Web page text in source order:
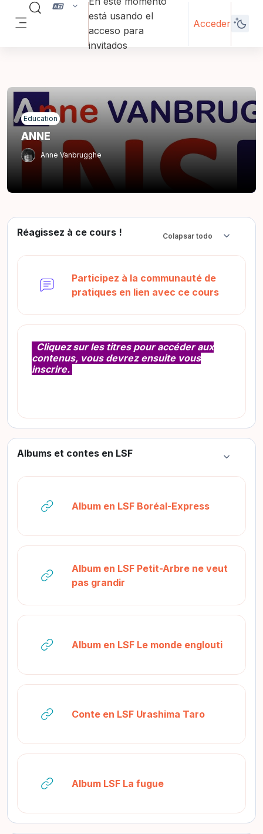
Salta al contenido principal
Panel lateral
Selector de búsqueda de entrada
está usando el
acceso para
invitados
Acceder
Education
ANNE
Anne Vanbrugghe
Réagissez à ce cours !
Colapsar
Colapsar todo
Participez à la communauté de
pratiques en lien avec ce coursForo
Cliquez sur les titres pour accéder aux
contenus, vous devrez ensuite vous
inscrire.
Albums et contes en LSF
Colapsar
Album en LSF Boréal-ExpressURL
Album en LSF Petit-Arbre ne veut
pas grandir
Album en LSF Le monde engloutiURL
Conte en LSF Urashima TaroURL
Album LSF La fugueURL